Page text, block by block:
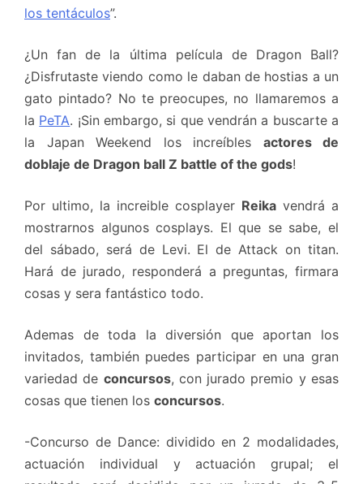
los tentáculos”.
¿Un fan de la última película de Dragon Ball?
¿Disfrutaste viendo como le daban de hostias a un
gato pintado? No te preocupes, no llamaremos a
la PeTA. ¡Sin embargo, si que vendrán a buscarte a
la Japan Weekend los increíbles actores de
doblaje de Dragon ball Z battle of the gods!
Por ultimo, la increible cosplayer Reika vendrá a
mostrarnos algunos cosplays. El que se sabe, el
del sábado, será de Levi. El de Attack on titan.
Hará de jurado, responderá a preguntas, firmara
cosas y sera fantástico todo.
Ademas de toda la diversión que aportan los
invitados, también puedes participar en una gran
variedad de concursos, con jurado premio y esas
cosas que tienen los concursos.
-Concurso de Dance: dividido en 2 modalidades,
actuación individual y actuación grupal; el